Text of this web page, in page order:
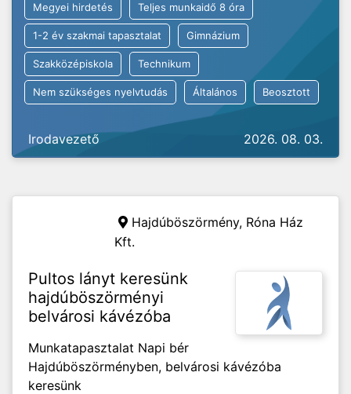
Megyei hirdetés Teljes munkaidő 8 óra
1-2 év szakmai tapasztalat Gimnázium
Szakközépiskola Technikum
Nem szükséges nyelvtudás Általános Beosztott
Irodavezető 2026. 08. 03.
Hajdúböszörmény, Róna Ház
Kft.
Pultos lányt keresünk
hajdúböszörményi
belvárosi kávézóba
Munkatapasztalat Napi bér
Hajdúböszörményben, belvárosi kávézóba
keresünk